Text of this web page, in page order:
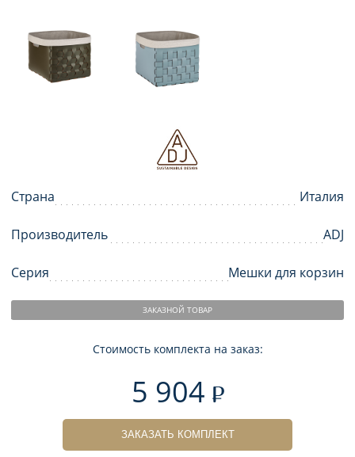
Страна Италия
Производитель ADJ
Серия Мешки для корзин
ЗАКАЗНОЙ ТОВАР
Стоимость комплекта на заказ:
5 904
ЗАКАЗАТЬ КОМПЛЕКТ